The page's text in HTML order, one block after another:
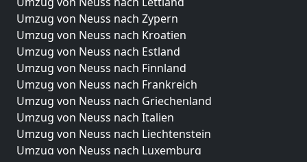
Umzug von Neuss nach Zypern
Umzug von Neuss nach Kroatien
Umzug von Neuss nach Estland
Umzug von Neuss nach Finnland
Umzug von Neuss nach Frankreich
Umzug von Neuss nach Griechenland
Umzug von Neuss nach Italien
Umzug von Neuss nach Liechtenstein
Umzug von Neuss nach Luxemburg